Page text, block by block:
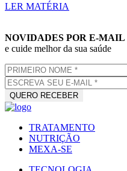
LER MATÉRIA
NOVIDADES POR E-MAIL
e cuide melhor da sua saúde
TRATAMENTO
NUTRIÇÃO
MEXA-SE